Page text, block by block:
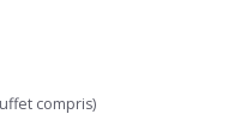
compris)